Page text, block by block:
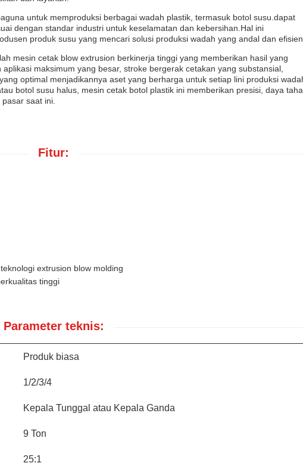
untuk memproduksi berbagai wadah plastik, termasuk botol susu.dapat
dengan standar industri untuk keselamatan dan kebersihan.Hal ini
produk susu yang mencari solusi produksi wadah yang andal dan efisien.
mesin cetak blow extrusion berkinerja tinggi yang memberikan hasil yang
maksimum yang besar, stroke bergerak cetakan yang substansial,
optimal menjadikannya aset yang berharga untuk setiap lini produksi
botol susu halus, mesin cetak botol plastik ini memberikan presisi, daya
saat ini.
Fitur:
extrusion blow molding
tinggi
Parameter teknis:
Produk biasa
1/2/3/4
Kepala Tunggal atau Kepala Ganda
9 Ton
25:1